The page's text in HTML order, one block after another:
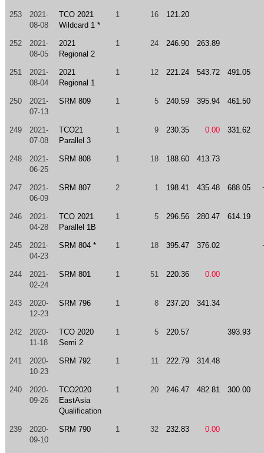
253
2021-
08-08
TCO 2021
Wildcard 1 *
1 16 121.20
252
2021-
08-05
2021
Regional 2
1 24 246.90 263.89
251
2021-
08-04
2021
Regional 1
1 12 221.24 543.72 491.05
250
2021-
07-13
SRM 809 1 5 240.59 395.94 461.50
249
2021-
07-08
TCO21
Parallel 3
1 9 230.35 0.00 331.62
248
2021-
06-25
SRM 808 1 18 188.60 413.73
247
2021-
06-09
SRM 807 2 1 198.41 435.48 688.05
246
2021-
04-28
TCO 2021
Parallel 1B
1 5 296.56 280.47 614.19
245
2021-
04-23
SRM 804 * 1 18 395.47 376.02
244
2021-
02-24
SRM 801 1 51 220.36 0.00
243
2020-
12-23
SRM 796 1 8 237.20 341.34
242
2020-
11-18
TCO 2020
Semi 2
1 5 220.57 393.93
241
2020-
10-23
SRM 792 1 11 222.79 314.48
240
2020-
09-26
TCO2020
EastAsia
Qualification
1 20 246.47 482.81 300.00
239
2020-
09-10
SRM 790 1 32 232.83 0.00